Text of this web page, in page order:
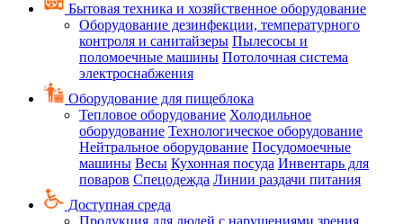
Бытовая техника и хозяйственное оборудование
Оборудование дезинфекции, температурного
контроля и санитайзеры Пылесосы и
поломоечные машины Потолочная система
электроснабжения
Оборудование для пищеблока
Тепловое оборудование Холодильное
оборудование Технологическое оборудование
Нейтральное оборудование Посудомоечные
машины Весы Кухонная посуда Инвентарь для
поваров Спецодежда Линии раздачи питания
Доступная среда
Продукция для людей с нарушениями зрения